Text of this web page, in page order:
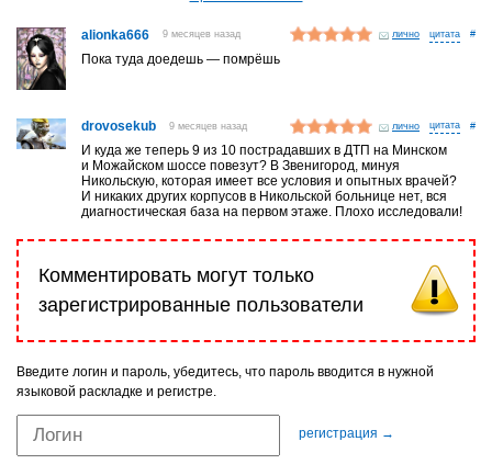
alionka666 9 месяцев назад лично #
Пока туда доедешь — помрёшь
drovosekub 9 месяцев назад лично #
И куда же теперь 9 из 10 пострадавших в ДТП на Минском
и Можайском шоссе повезут? В Звенигород, минуя
Никольскую, которая имеет все условия и опытных врачей?
И никаких других корпусов в Никольской больнице нет, вся
диагностическая база на первом этаже. Плохо исследовали!
Комментировать могут только
зарегистрированные пользователи
Введите логин и пароль, убедитесь, что пароль вводится в нужной
языковой раскладке и регистре.
регистрация →